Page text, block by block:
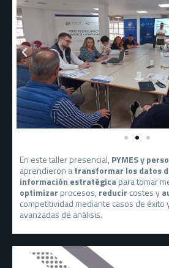
En este taller presencial, PYMES y
aprendieron atransformar los datos
información estratégicapara tomar
optimizar procesos, reducir costes y
competitividad mediante casos de éxito
avanzadas de análisis.